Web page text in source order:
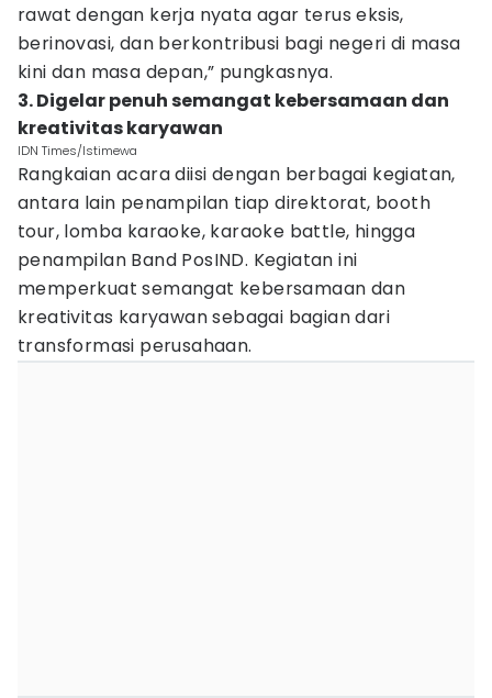
rawat dengan kerja nyata agar terus eksis,
berinovasi, dan berkontribusi bagi negeri di masa
kini dan masa depan,” pungkasnya.
3. Digelar penuh semangat kebersamaan dan
kreativitas karyawan
IDN Times/Istimewa
Rangkaian acara diisi dengan berbagai kegiatan,
antara lain penampilan tiap direktorat, booth
tour, lomba karaoke, karaoke battle, hingga
penampilan Band PosIND. Kegiatan ini
memperkuat semangat kebersamaan dan
kreativitas karyawan sebagai bagian dari
transformasi perusahaan.